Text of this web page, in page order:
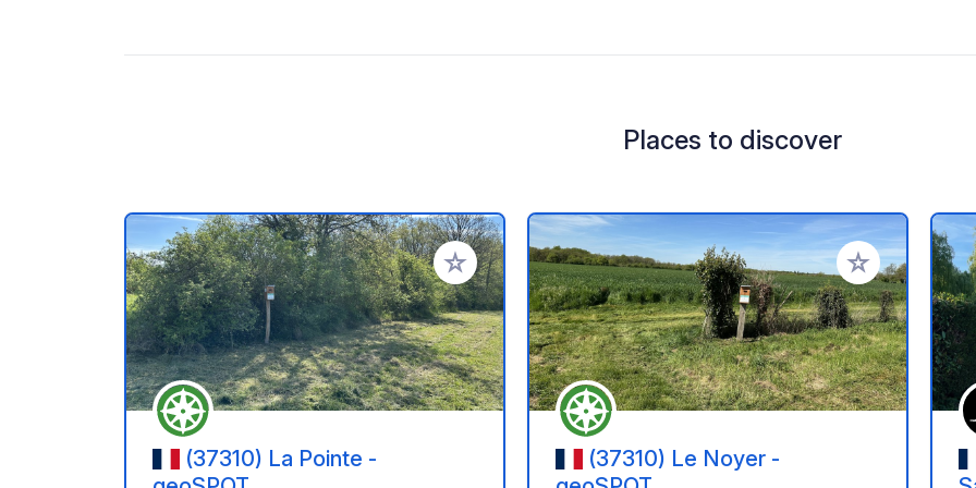
Places to discover
Add to your favorites
(37310) La Pointe -
Add to your
(37310) Le Noyer -